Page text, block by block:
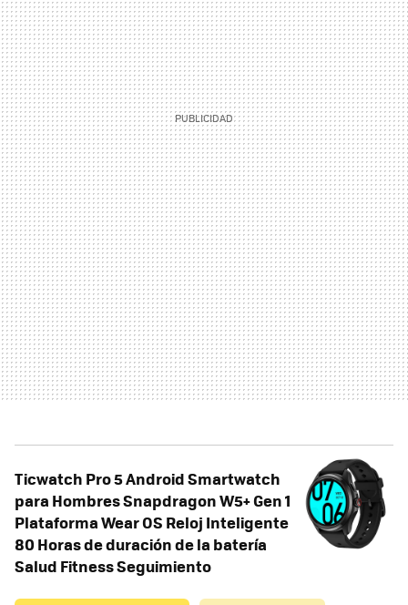
Ticwatch Pro 5 Android Smartwatch
para Hombres Snapdragon W5+ Gen 1
Plataforma Wear OS Reloj Inteligente
80 Horas de duración de la batería
Salud Fitness Seguimiento